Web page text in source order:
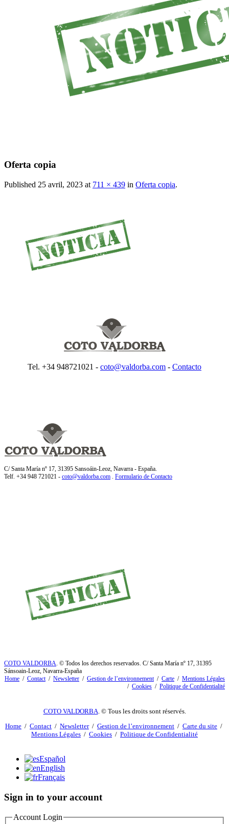
Oferta copia
Published 25 avril, 2023 at 711 × 439 in Oferta copia.
Tel. +34 948721021 - coto@valdorba.com - Contacto
C/ Santa María nº 17, 31395 Sansoáin-Leoz, Navarra - España.
Telf. +34 948 721021 - coto@valdorba.com . Formulario de Contacto
COTO VALDORBA. © Todos los derechos reservados. C/ Santa María nº 17, 31395
Sánsoain-Leoz, Navarra-España
Home / Contact/ Newsletter / Gestion de l’environnement/ Carte / Mentions Légales
/ Cookies / Politique de Confidentialité
COTO VALDORBA. © Tous les droits sont réservés.
Home / Contact / Newsletter/ Gestion de l’environnement / Carte du site /
Mentions Légales / Cookies / Politique de Confidentialité
Español
English
Français
Sign in to your account
Account Login